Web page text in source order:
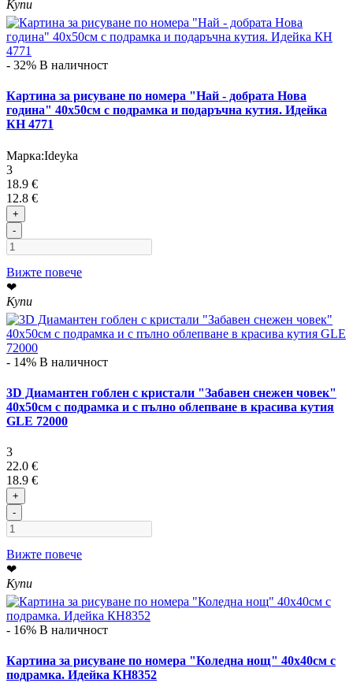
Купи
- 32% В наличност
Картина за рисуване по номера "Най - добрата Нова
година" 40х50см с подрамка и подаръчна кутия. Идейка
КН 4771
Марка:Ideyka
3
18.9 €
12.8 €
+
-
Вижте повече
❤
Купи
- 14% В наличност
3D Диамантен гоблен с кристали "Забавен снежен човек"
40х50см с подрамка и с пълно облепване в красива кутия
GLE 72000
3
22.0 €
18.9 €
+
-
Вижте повече
❤
Купи
- 16% В наличност
Картина за рисуване по номера "Коледна нощ" 40х40см с
подрамка. Идейка КН8352